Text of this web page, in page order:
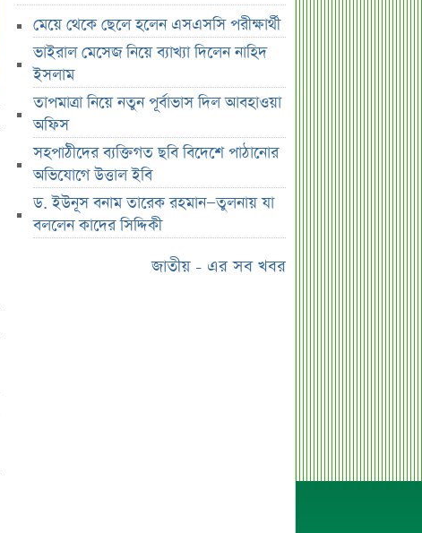
সহপাঠীদের ব্যক্তিগত ছবি বিদেশে
পাঠানোর অভিযোগে উত্তাল ইবি
ড. ইউনূস বনাম তারেক রহমান—তুলনায়
যা বললেন কাদের সিদ্দিকী
বাজুসের নতুন ঘোষণা, রেকর্ড দামে সোনা
বিক্রি শুরু
আইনি নোটিশ পাঠালেন আসিফ মাহমুদ, ৭
দিনের আল্টিমেটাম
প্রশাসক সরল, নতুন অধ্যায়ে সোশ্যাল
ভারত ও আওয়ামী লীগ ইস্যুতে পররাষ্ট্র
মেয়ে থেকে ছেলে হলেন এসএসসি পরীক্ষার্থী
ভাইরাল মেসেজ নিয়ে ব্যাখ্যা দিলেন নাহিদ
ইসলাম
তাপমাত্রা নিয়ে নতুন পূর্বাভাস দিল আবহাওয়া
অফিস
সহপাঠীদের ব্যক্তিগত ছবি বিদেশে পাঠানোর
অভিযোগে উত্তাল ইবি
ড. ইউনূস বনাম তারেক রহমান—তুলনায় যা
বললেন কাদের সিদ্দিকী
জাতীয় - এর সব খবর